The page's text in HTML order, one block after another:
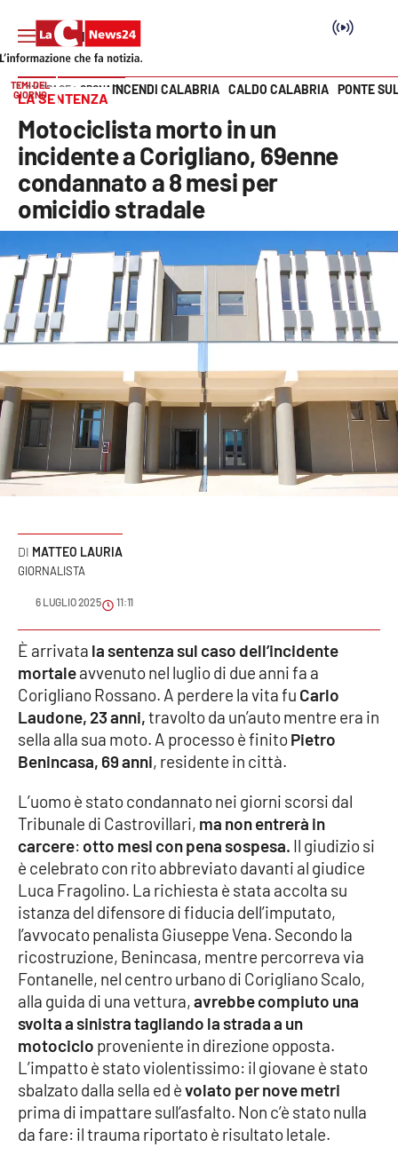
SEZIONI
Cronaca
Politica
Attualità
Economia e lavoro
Italia Mondo
Sanità
Sport
Cultura
Podcast
VIDEO
Ambiente
Cultura
Economia e Lavoro
Politica
Sanità
Società
Sport
RUBRICHE
Vai
TEMI DEL
GIORNO
INCENDI CALABRIA CALDO CALABRIA PONTE
HOME PAGE CRONACA
LA SENTENZA
Motociclista morto in un
incidente a Corigliano, 69enne
condannato a 8 mesi per
omicidio stradale
MATTEO LAURIA
GIORNALISTA
6 LUGLIO 2025 11:11
È arrivata la sentenza sul caso dell’incidente
mortaleavvenuto nel luglio di due anni fa a
Corigliano Rossano. A perdere la vita fu Carlo
Laudone, 23 anni,travolto da un’auto mentre era in
sella alla sua moto. A processo è finitoPietro
Benincasa, 69 anni, residente in città.
L’uomo è stato condannato nei giorni scorsi dal
Tribunale di Castrovillari, ma non entrerà in
carcere: otto mesi con pena sospesa. Il giudizio si
è celebrato con rito abbreviato davanti al giudice
Luca Fragolino. La richiesta è stata accolta su
istanza del difensore di fiducia dell’imputato,
l’avvocato penalista Giuseppe Vena. Secondo la
ricostruzione, Benincasa, mentre percorreva via
Fontanelle, nel centro urbano di Corigliano Scalo,
alla guida di una vettura,avrebbe compiuto una
svolta a sinistra tagliando la strada a un
motociclo proveniente in direzione opposta.
L’impatto è stato violentissimo: il giovane è stato
sbalzato dalla sella ed èvolato per nove metri
prima di impattare sull’asfalto. Non c’è stato nulla
da fare: il trauma riportato è risultato letale.